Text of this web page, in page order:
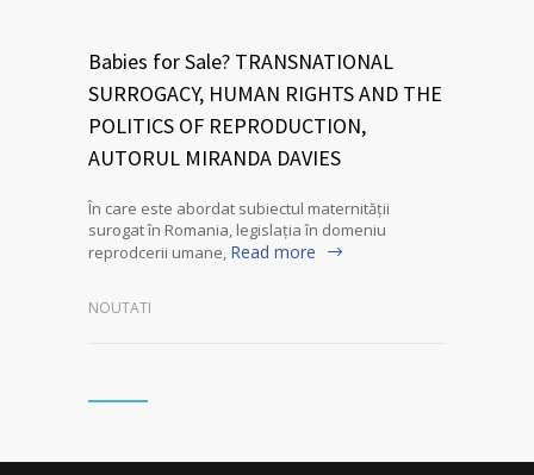
Babies for Sale? TRANSNATIONAL
SURROGACY, HUMAN RIGHTS AND THE
POLITICS OF REPRODUCTION,
AUTORUL MIRANDA DAVIES
În care este abordat subiectul maternității
surogat în Romania, legislația în domeniu
reprodcerii umane, Read more
NOUTATI